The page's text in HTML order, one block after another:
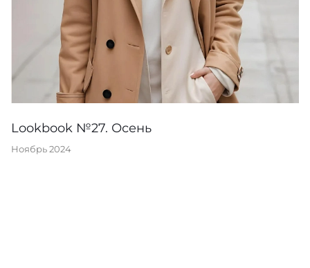
Lookbook №27. Осень
Ноябрь 2024